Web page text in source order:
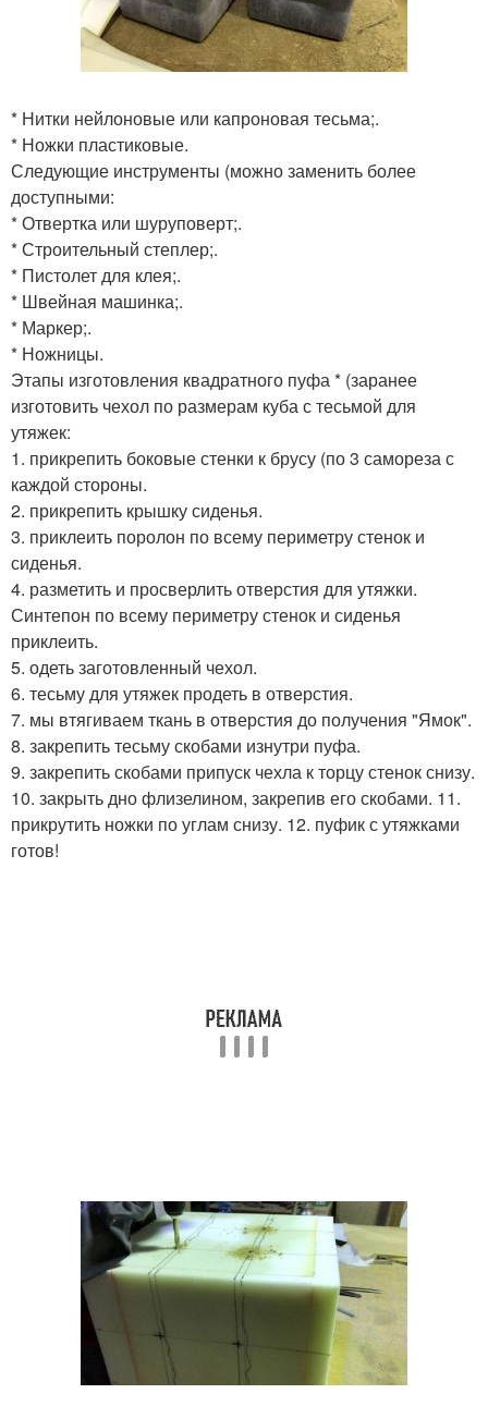
* Нитки нейлоновые или капроновая тесьма;.
* Ножки пластиковые.
Следующие инструменты (можно заменить более
доступными:
* Отвертка или шуруповерт;.
* Строительный степлер;.
* Пистолет для клея;.
* Швейная машинка;.
* Маркер;.
* Ножницы.
Этапы изготовления квадратного пуфа * (заранее
изготовить чехол по размерам куба с тесьмой для
утяжек:
1. прикрепить боковые стенки к брусу (по 3 самореза с
каждой стороны.
2. прикрепить крышку сиденья.
3. приклеить поролон по всему периметру стенок и
сиденья.
4. разметить и просверлить отверстия для утяжки.
Синтепон по всему периметру стенок и сиденья
приклеить.
5. одеть заготовленный чехол.
6. тесьму для утяжек продеть в отверстия.
7. мы втягиваем ткань в отверстия до получения "Ямок".
8. закрепить тесьму скобами изнутри пуфа.
9. закрепить скобами припуск чехла к торцу стенок снизу.
10. закрыть дно флизелином, закрепив его скобами. 11.
прикрутить ножки по углам снизу. 12. пуфик с утяжками
готов!